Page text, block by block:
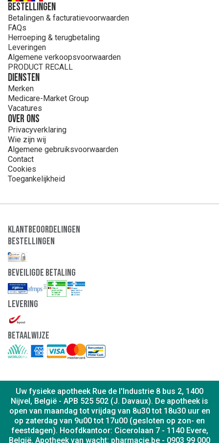
Bestellingen
Betalingen & facturatievoorwaarden
FAQs
Herroeping & terugbetaling
Leveringen
Algemene verkoopsvoorwaarden
PRODUCT RECALL
Diensten
Merken
Medicare-Market Group
Vacatures
Over ons
Privacyverklaring
Wie zijn wij
Algemene gebruiksvoorwaarden
Contact
Cookies
Toegankelijkheid
Klantbeoordelingen
Bestellingen
Beveiligde Betaling
Levering
Betaalwijze
Uw fysieke apotheek Rue de l'Industrie 8 bus 2, 1400
Nijvel, België - APB 525 502 (J. Davaux). De apotheek is
open van maandag tot vrijdag van 8u30 tot 18u30 uur en
op zaterdag van 9u00 tot 17u00 (gesloten op zon- en
feestdagen). Hoofdkantoor: Cicerolaan 7 - 1140 Evere,
België. Apotheek van wacht: pharmacie.be - 0903 99 000